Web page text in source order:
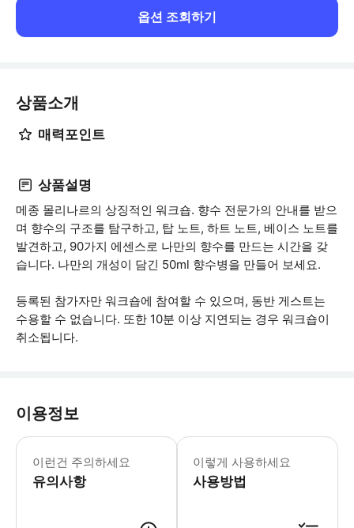
옵션 조회하기
상품소개
매력포인트
상품설명
메종 몰리나르의 상징적인 워크숍. 향수 전문가의 안내를 받으
며 향수의 구조를 탐구하고, 탑 노트, 하트 노트, 베이스 노트를
발견하고, 90가지 에센스로 나만의 향수를 만드는 시간을 갖
습니다. 나만의 개성이 담긴 50ml 향수병을 만들어 보세요.
등록된 참가자만 워크숍에 참여할 수 있으며, 동반 게스트는
수용할 수 없습니다. 또한 10분 이상 지연되는 경우 워크숍이
취소됩니다.
이용정보
이런건 주의하세요
유의사항
언어: 워크숍은 그룹에 따라 프랑스
이렇게 사용하세요
사용방법